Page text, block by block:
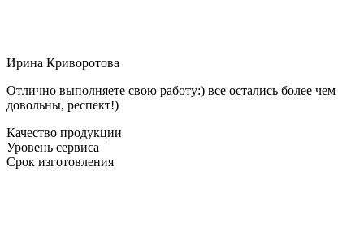
Ирина Криворотова
Отлично выполняете свою работу:) все остались более чем
довольны, респект!)
Качество продукции
Уровень сервиса
Срок изготовления